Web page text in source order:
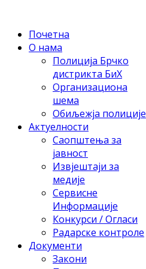
Почетна
О нама
Полиција Брчко
дистрикта БиХ
Организациона
шема
Обиљежја полиције
Актуелности
Саопштења за
јавност
Извјештаји за
медије
Сервисне
Информације
Конкурси / Огласи
Радарске контроле
Документи
Закони